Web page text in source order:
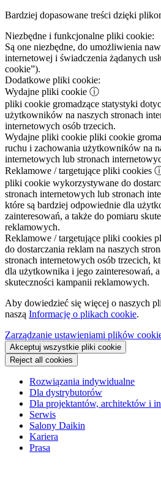
Bardziej dopasowane treści dzięki
Niezbędne i funkcjonalne pliki cookie:
Są one niezbędne, do umożliwienia
internetowej i świadczenia żądanych
cookie”).
Dodatkowe pliki cookie:
Wydajne pliki cookie ⓘ
pliki cookie gromadzące statystyki
użytkowników na naszych stronach
internetowych osób trzecich.
Wydajne pliki cookie pliki cookie
ruchu i zachowania użytkowników na
internetowych lub stronach
Reklamowe / targetujące pliki cookies
pliki cookie wykorzystywane do
stronach internetowych lub stronach
które są bardziej odpowiednie dla
zainteresowań, a także do pomiaru
reklamowych.
Reklamowe / targetujące pliki cookies
do dostarczania reklam na naszych
stronach internetowych osób trzecich,
dla użytkownika i jego zainteresowań,
skuteczności kampanii reklamowych.
Aby dowiedzieć się więcej o naszych
naszą Informację o plikach cookie.
Zarządzanie ustawieniami plików
Akceptuj wszystkie pliki cookie
Reject all cookies
Rozwiązania indywidualne
Dla dystrybutorów
Dla projektantów, architektów i
Serwis
Salony Daikin
Kariera
Prasa